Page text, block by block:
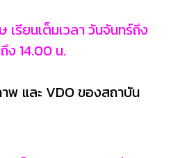
รียนเต็มเวลา วันจันทร์ถึง
ง 14.00 น.
พ และ VDO ของสถาบัน